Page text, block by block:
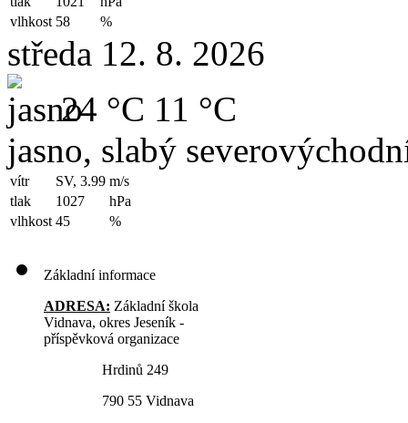
vlhkost 58 %
středa 12. 8. 2026
24 °C 11 °C
jasno, slabý
vítr SV, 3.99 m/s
tlak
1027
hPa
vlhkost 45 %
Základní informace
ADRESA: Základní škola
Vidnava, okres Jeseník -
příspěvková organizace
Hrdinů 249
790 55 Vidnava